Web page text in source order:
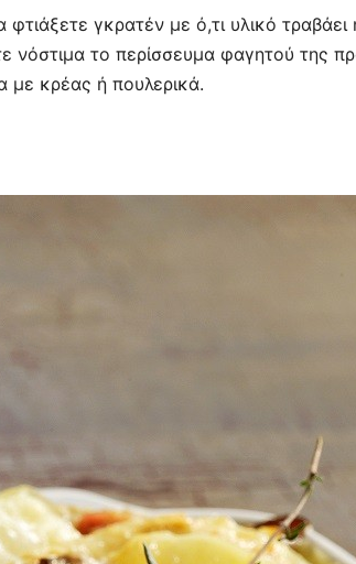
p
p
n
g
er
m
φτιάξετε γκρατέν με ό,τι υλικό
νόστιμα το περίσσευμα φαγητού της
με κρέας ή πουλερικά.